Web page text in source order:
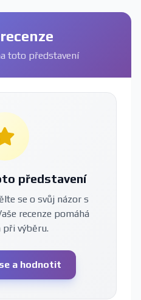
toto představení
představení
se o svůj názor s
recenze pomáhá
výběru.
a hodnotit